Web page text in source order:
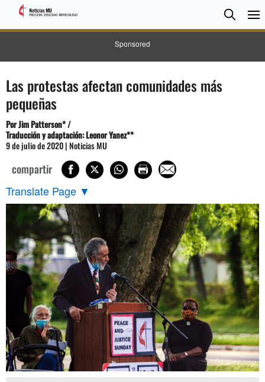
Sponsored
Search
Las protestas afectan comunidades más
pequeñas
Por Jim Patterson* /
Traducción y adaptación: Leonor Yanez**
9 de julio de 2020 | Noticias MU
compartir
Translate Page ▼